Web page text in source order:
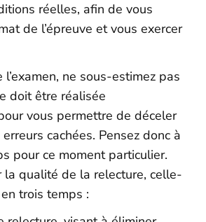
réelles, afin de vous
de l’épreuve et vous exercer
ne sous-estimez pas
doit être réalisée
vous permettre de déceler
cachées. Pensez donc à
pour ce moment particulier.
la qualité de la relecture, celle-
trois temps :